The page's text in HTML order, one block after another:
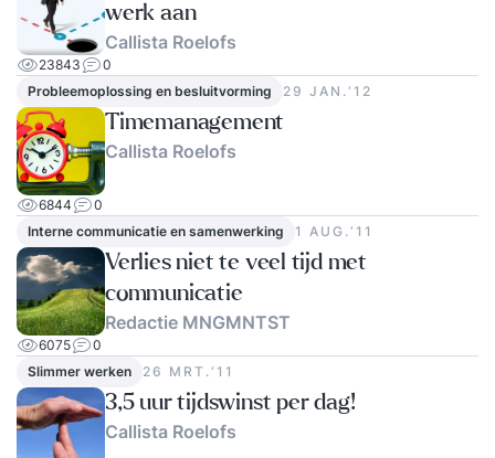
werk aan
Callista Roelofs
23843
0
Probleemoplossing en besluitvorming
29 JAN.‘12
Timemanagement
Callista Roelofs
6844
0
Interne communicatie en samenwerking
1 AUG.‘11
Verlies niet te veel tijd met
communicatie
Redactie MNGMNTST
6075
0
Slimmer werken
26 MRT.‘11
3,5 uur tijdswinst per dag!
Callista Roelofs